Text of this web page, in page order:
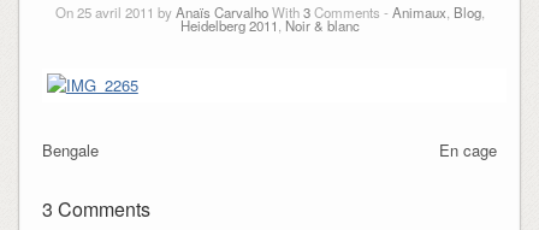
On 25 avril 2011 byAnaïs CarvalhoWith3Comments - Animaux Blog,
Heidelberg 2011 Noir & blanc
En cage
Bengale
3 Comments